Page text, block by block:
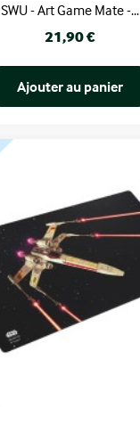
SWU - Art Game Mate -...
Prix
21,90 €
Ajouter au panier